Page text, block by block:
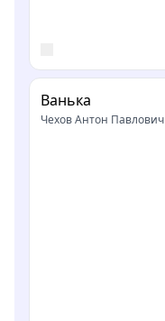
Ванька
Чехов Антон Павлович